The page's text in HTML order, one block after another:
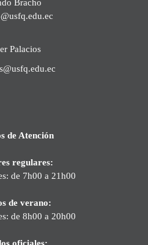
Palacios
de Atención
regulares:
de 7h00 a 21h00
de verano:
de 8h00 a 20h00
oficiales: